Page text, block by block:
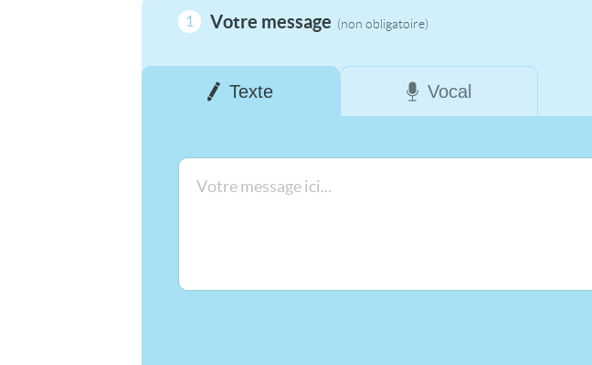
1 Votre message (non obligatoire)
Texte Vocal